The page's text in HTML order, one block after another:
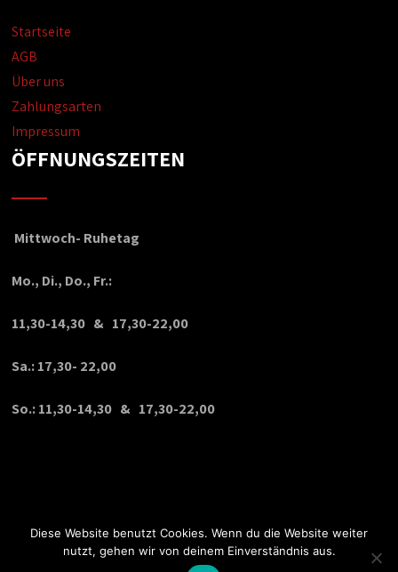
Startseite
AGB
Über uns
Zahlungsarten
Impressum
ÖFFNUNGSZEITEN
Mittwoch- Ruhetag
Mo., Di., Do., Fr.:
11,30-14,30 & 17,30-22,00
Sa.: 17,30- 22,00
So.: 11,30-14,30 & 17,30-22,00
© Copyright 2020 VPDesign
Diese Website benutzt Cookies. Wenn du die Website weiter
nutzt, gehen wir von deinem Einverständnis aus.